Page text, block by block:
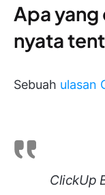
Apa
nyata
Sebuah ulasan
ClickUp